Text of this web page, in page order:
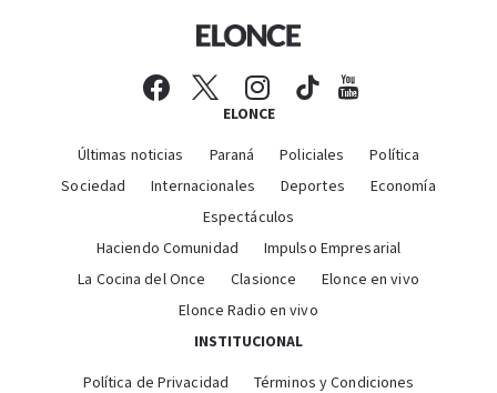
ELONCE
Últimas noticias Paraná Policiales
Política
Sociedad
Internacionales Deportes
Economía
Espectáculos
Haciendo Comunidad
Impulso Empresarial
La Cocina del Once
Clasionce
Elonce en vivo
Elonce Radio en vivo
INSTITUCIONAL
Política de Privacidad Términos y Condiciones